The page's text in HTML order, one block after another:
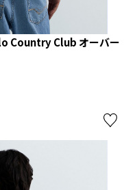
Country Club オーバー